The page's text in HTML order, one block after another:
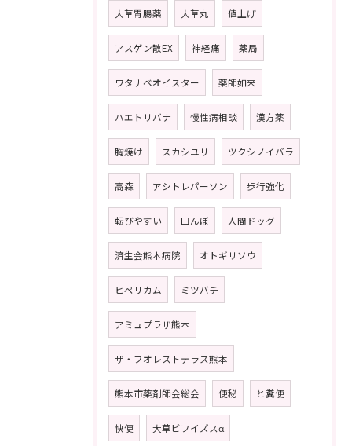
大草胃腸薬 大草丸 値上げ
アスゲン散EX 神経痛 薬局
ワタナベオイスター 薬師如来
ハエトリバナ 慢性病相談 漢方薬
胸焼け スカシユリ ツクシノイバラ
高森 アシトレパーソン 歩行強化
転びやすい 田んぼ 人間ドッグ
済生会熊本病院 オトギリソウ
ヒペリカム ミツバチ
アミュプラザ熊本
ザ・フオレストテラス熊本
熊本市薬剤師会総会 便秘 と糞便
快便 大草ビフイズスα